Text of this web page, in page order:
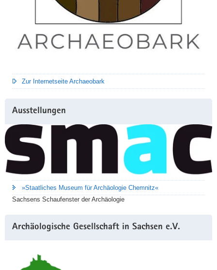
Zur Internetseite Archaeobark
Ausstellungen
»Staatliches Museum für Archäologie Chemnitz«
Sachsens Schaufenster der Archäologie
Archäologische Gesellschaft in Sachsen e.V.